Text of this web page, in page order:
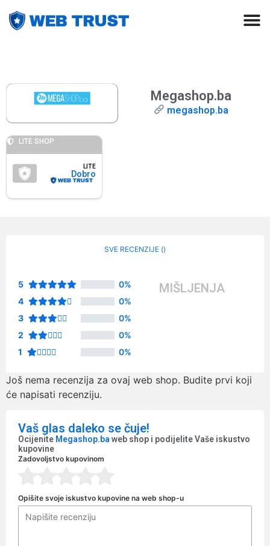
Megashop.ba
megashop.ba
LITE SHOP
LITE
Dobro
SVE RECENZIJE ()
5
0%
4
0%
3
0%
2
0%
1
0%
MIŠLJENJA
Još nema recenzija za ovaj web shop. Budite prvi koji
će napisati recenziju.
Vaš glas daleko se čuje!
Ocijenite Megashop.ba web shop i podijelite Vaše iskustvo
kupovine
Zadovoljstvo kupovinom
Opišite svoje iskustvo kupovine na web shop-u